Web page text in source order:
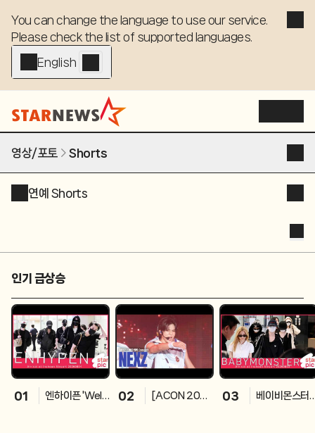
You can change the language to use our service.
Please check the list of supported languages.
English - EN
영상/포토 Shorts
연예 Shorts
인기 급상승
01
엔하이픈 'Welc
02
[ACON 202
03
베이비몬스터